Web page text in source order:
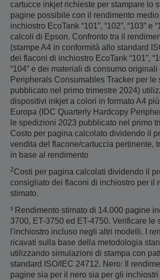
cartucce inkjet richieste per stampare lo
pagine possibile con il rendimento
inchiostro EcoTank “101”, “102”, “103” e
calcoli di Epson. Confronto tra il
(stampe A4 in conformità allo standard
dei flaconi di inchiostro EcoTank “101”,
“104” e dei materiali di consumo
Peripherals Consumables Tracker per le
pubblicato nel primo trimestre 2024)
dispositivi inkjet a colori in formato A4
Europa (IDC Quarterly Hardcopy
le spedizioni 2023 pubblicato nel primo
Costo per pagina calcolato dividendo il
vendita del flacone/cartuccia pertinente,
in base al rendimento
2Costi per pagina calcolati dividendo il
consigliato dei flaconi di inchiostro per il
stimato.
³ Rendimento stimato di 14.000 pagine
3700, ET-3750 ed ET-4750. Verificare le
l'inchiostro incluso negli altri modelli. I
ricavati sulla base della metodologia
utilizzando simulazioni di stampa con
standard ISO/IEC 24712. Nero: Il
pagine sia per il nero sia per gli